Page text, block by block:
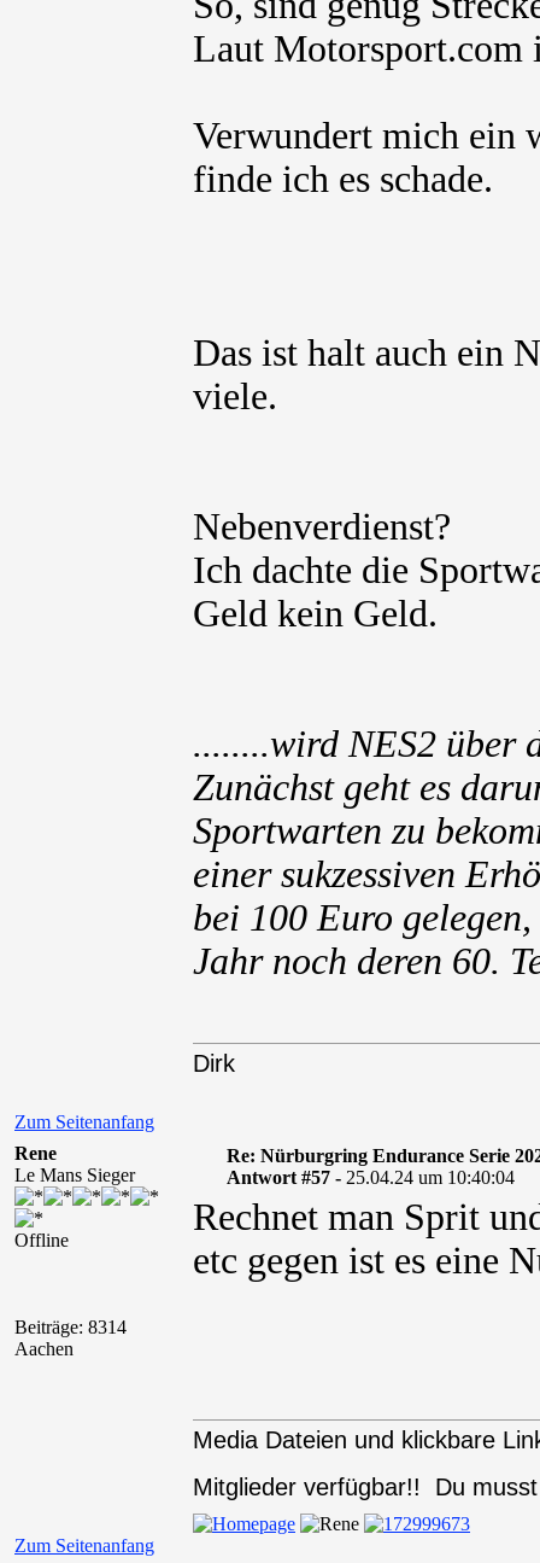
Laut Motorsport.com
Verwundert mich ein
finde ich es schade.
Das ist halt auch ein
viele.
Nebenverdienst?
Ich dachte die
Geld kein Geld.
........wird NES2 über
Zunächst geht es
Sportwarten zu
einer sukzessiven
bei 100 Euro
Jahr noch deren 60.
Zum Seitenanfang
Dirk
Rene
Le Mans Sieger
Offline
Beiträge: 8314
Aachen
Re: Nürburgring Endurance Serie
Antwort #57 - 25.04.24 um 10:40:04
Rechnet man Sprit
etc gegen ist es eine
Zum Seitenanfang
Media Dateien und klickbare
Mitglieder verfügbar!! Du